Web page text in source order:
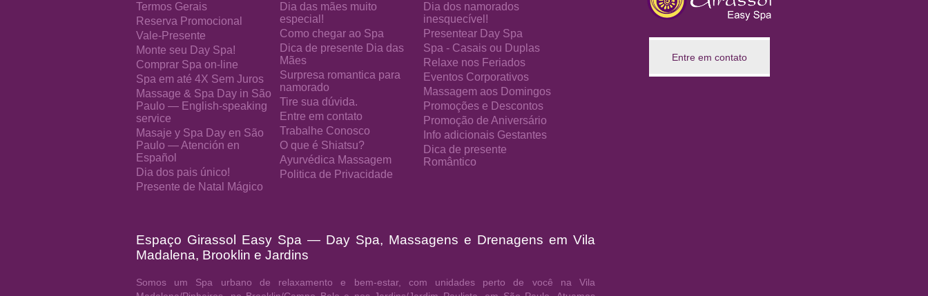
Termos Gerais
Reserva Promocional
Vale-Presente
Monte seu Day Spa!
Comprar Spa on-line
Spa em até 4X Sem Juros
Massage & Spa Day in São
Paulo — English-speaking
service
Masaje y Spa Day en São
Paulo — Atención en
Español
Dia dos pais único!
Presente de Natal Mágico
Dia das mães muito
especial!
Como chegar ao Spa
Dica de presente Dia das
Mães
Surpresa romantica para
namorado
Tire sua dúvida.
Entre em contato
Trabalhe Conosco
O que é Shiatsu?
Ayurvédica Massagem
Politica de Privacidade
Dia dos namorados
inesquecível!
Presentear Day Spa
Spa - Casais ou Duplas
Relaxe nos Feriados
Eventos Corporativos
Massagem aos Domingos
Promoções e Descontos
Promoção de Aniversário
Info adicionais Gestantes
Dica de presente
Romântico
Espaço Girassol Easy Spa — Day Spa, Massagens e Drenagens em Vila
Madalena, Brooklin e Jardins
Somos um Spa urbano de relaxamento e bem-estar, com unidades perto de você na Vila
Entre em contato